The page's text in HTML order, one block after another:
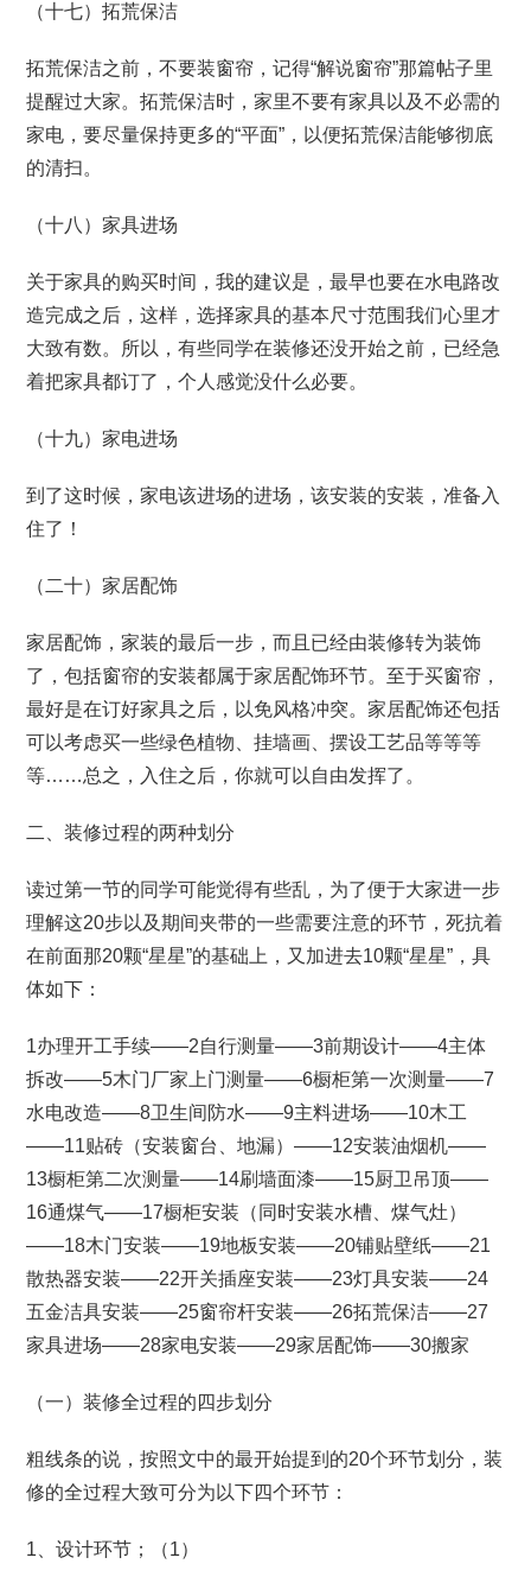
（十七）拓荒保洁
拓荒保洁之前，不要装窗帘，记得“解说窗帘”那篇帖子里
提醒过大家。拓荒保洁时，家里不要有家具以及不必需的
家电，要尽量保持更多的“平面”，以便拓荒保洁能够彻底
的清扫。
（十八）家具进场
关于家具的购买时间，我的建议是，最早也要在水电路改
造完成之后，这样，选择家具的基本尺寸范围我们心里才
大致有数。所以，有些同学在装修还没开始之前，已经急
着把家具都订了，个人感觉没什么必要。
（十九）家电进场
到了这时候，家电该进场的进场，该安装的安装，准备入
住了！
（二十）家居配饰
家居配饰，家装的最后一步，而且已经由装修转为装饰
了，包括窗帘的安装都属于家居配饰环节。至于买窗帘，
最好是在订好家具之后，以免风格冲突。家居配饰还包括
可以考虑买一些绿色植物、挂墙画、摆设工艺品等等等
等……总之，入住之后，你就可以自由发挥了。
二、装修过程的两种划分
读过第一节的同学可能觉得有些乱，为了便于大家进一步
理解这20步以及期间夹带的一些需要注意的环节，死抗着
在前面那20颗“星星”的基础上，又加进去10颗“星星”，具
体如下：
1办理开工手续——2自行测量——3前期设计——4主体
拆改——5木门厂家上门测量——6橱柜第一次测量——7
水电改造——8卫生间防水——9主料进场——10木工
——11贴砖（安装窗台、地漏）——12安装油烟机——
13橱柜第二次测量——14刷墙面漆——15厨卫吊顶——
16通煤气——17橱柜安装（同时安装水槽、煤气灶）
——18木门安装——19地板安装——20铺贴壁纸——21
散热器安装——22开关插座安装——23灯具安装——24
五金洁具安装——25窗帘杆安装——26拓荒保洁——27
家具进场——28家电安装——29家居配饰——30搬家
（一）装修全过程的四步划分
粗线条的说，按照文中的最开始提到的20个环节划分，装
修的全过程大致可分为以下四个环节：
1、设计环节；（1）